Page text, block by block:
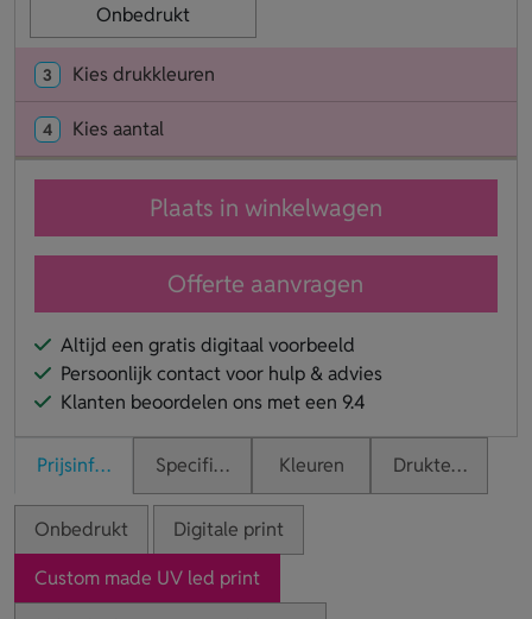
Onbedrukt
3 Kies drukkleuren
4 Kies aantal
Plaats in winkelwagen
Offerte aanvragen
Altijd een gratis digitaal voorbeeld
Persoonlijk contact voor hulp & advies
Klanten beoordelen ons met een 9.4
PrijsinformatieSpecificaties Kleuren Druktechnieken
Onbedrukt
Digitale print
Custom made UV led print